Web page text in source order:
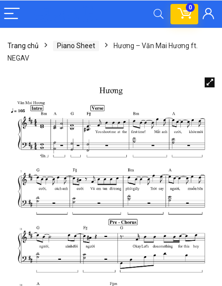
0
Trang chủ Piano Sheet
Hương – Văn Mai Hương ft.
NEGAV